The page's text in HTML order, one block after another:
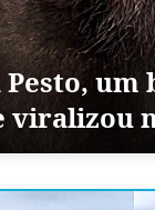
Pesto,
viralizou